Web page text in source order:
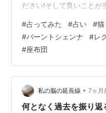
ださい!そして良いことが
の運勢にするもよし夜 🌛
来週、来月の…なんての
と考えています。 それで
のうち、どちらかを選ん
果 ～～ バーントシェン
良…
#占ってみた #占い #猫
#バーントシェンナ #レ
#座布団
私の脳の延長線 • 7ヶ月
何となく過去を振り